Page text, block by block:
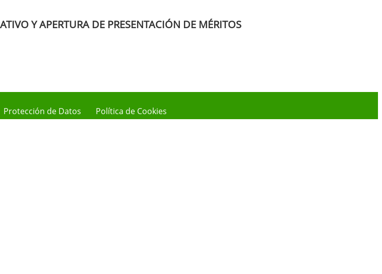
Y APERTURA DE PRESENTACIÓN DE MÉRITOS
Protección de Datos Política de Cookies